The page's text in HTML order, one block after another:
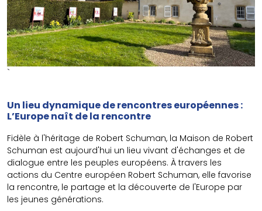
`
Un lieu dynamique de rencontres européennes :
L’Europe naît de la rencontre
Fidèle à l'héritage de Robert Schuman, la Maison de Robert
Schuman est aujourd'hui un lieu vivant d'échanges et de
dialogue entre les peuples européens. À travers les
actions du Centre européen Robert Schuman, elle favorise
la rencontre, le partage et la découverte de l'Europe par
les jeunes générations.